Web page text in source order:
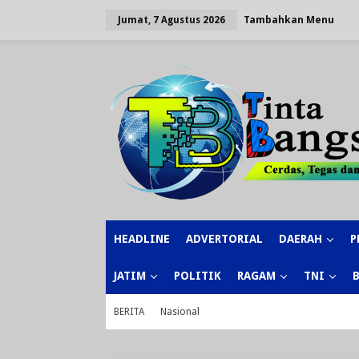
Jumat, 7 Agustus 2026 Tambahkan Menu
HEADLINE ADVERTORIAL DAERAH
JATIM POLITIK RAGAM TNI
BERITA Nasional